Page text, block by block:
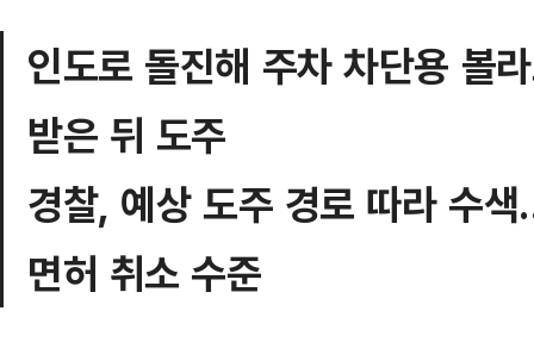
인도로 돌진해 주차 차단용 볼
받은 뒤 도주
경찰, 예상 도주 경로 따라 수
면허 취소 수준